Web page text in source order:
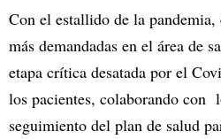
Con el estallido de la pandemia,
más demandadas en el área de
etapa crítica desatada por el
los pacientes, colaborando con
seguimiento del plan de salud